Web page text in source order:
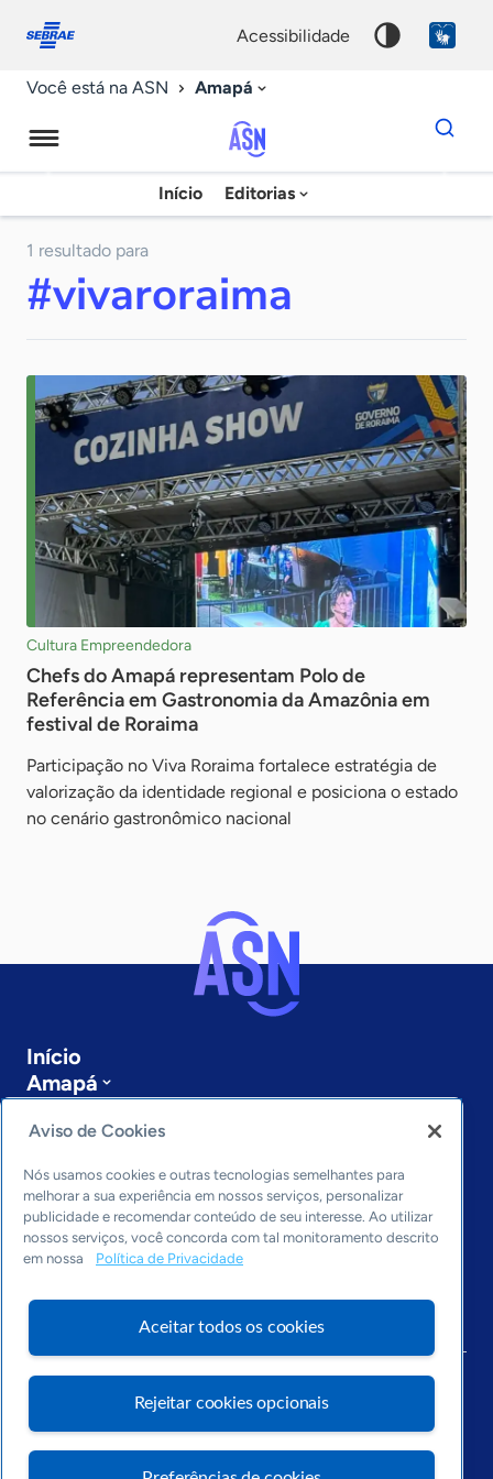
conosco
acessibilidade
Você está na ASN Amapá
Agência
Sebrae
Notícias
Início Editorias
Dados
para
chave
1 resultado para
#vivaroraima
Cultura Empreendedora
Chefs do Amapá representam Polo de
Referência em Gastronomia da Amazônia em
festival de Roraima
Participação no Viva Roraima fortalece estratégia de
valorização da identidade regional e posiciona o estado
no cenário gastronômico nacional
Início
Amapá
Últimas notícias
Entre em contato
Editorias
Economia & Política
Inovação & Tecnologia
Dados
Aviso de Cookies
Nós usamos cookies e outras tecnologias semelhantes para
melhorar a sua experiência em nossos serviços, personalizar
publicidade e recomendar conteúdo de seu interesse. Ao utilizar
nossos serviços, você concorda com tal monitoramento descrito
em nossa
Política de Privacidade
Aceitar todos os cookies
Rejeitar cookies opcionais